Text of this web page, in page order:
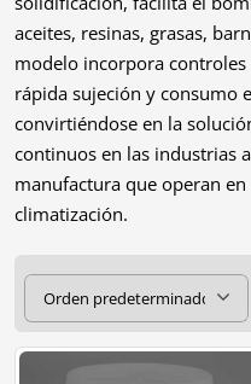
aceites, resinas, grasas,
modelo incorpora controles
rápida sujeción y consumo
convirtiéndose en la
continuos en las industrias
manufactura que operan
climatización.